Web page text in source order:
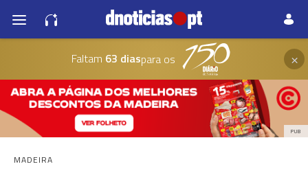
Faltam 63 diaspara os ×
PUB
MADEIRA